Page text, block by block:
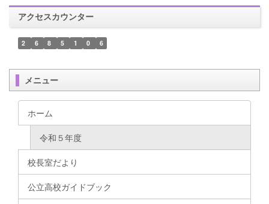
アクセスカウンター
2 6 8 5 1 0 6
メニュー
ホーム
令和５年度
校長室だより
公立高校ガイドブック